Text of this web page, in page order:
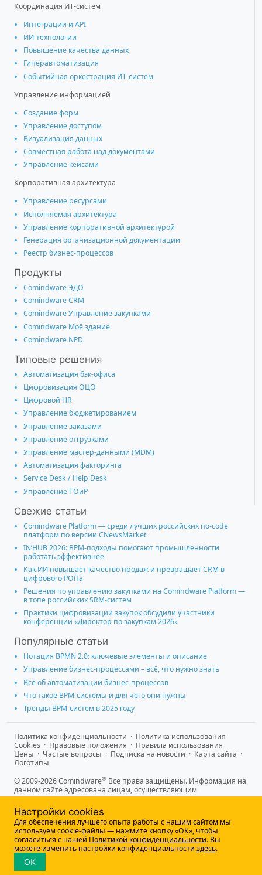
Координация ИТ-систем
Интеграции и АРІ
ИИ-технологии
Повышение качества данных
Гиперавтоматизация
Событийная оркестрация ИТ-систем
Управление информацией
Создание форм
Управление доступом
Визуализация данных
Совместная работа над документами
Управление кейсами
Корпоративная архитектура
Управление ресурсами
Исполняемая архитектура
Управление корпоративной архитектурой
Генерация организационной документации
Реестр бизнес-процессов
Продукты
Comindware ЭДО
Comindware CRM
Comindware Управление закупками
Comindware Моё здание
Comindware NPD
Типовые решения
Автоматизация бэк-офиса
Цифровизация ОЦО
Цифровой HR
Управление бюджетированием
Управление заказами
Управление отгрузками
Управление мастер-данными (MDM)
Автоматизация факторинга
Service Desk / Help Desk
Управление ТОиР
Свежие статьи
Comindware Platform — среди лучших российских no-code
платформ по версии CNewsMarket
IN’HUB 2026: BPM-подходы помогают промышленности
работать эффективнее
Как ИИ повышает качество продаж и превращает CRM в
цифрового РОПа
Решения по управлению закупками на Comindware Platform —
в топе российских SRM-систем
Практики цифровизации закупок обсудили участники
конференции «Директор по закупкам 2026»
Популярные статьи
Нотация BPMN 2.0: ключевые элементы и описание
Управление бизнес-процессами – всё, что нужно знать
Всё об автоматизации бизнес-процессов
Что такое BPM-системы и для чего они нужны
Тренды BPM-систем в 2025 году
Политика конфиденциальности · Политика использования
Cookies · Правовые положения · Правила использования
Цены · Частые вопросы · Подписка на новости · Карта сайта ·
Логотипы
© 2009-2026 Comindware® Все права защищены. Информация на
данном сайте адресована лицам, осуществляющим
предпринимательскую деятельность и не является
информацией, предназначенной для публичного ознакомления
потребителей.
Настройки cookies
Для обеспечения лучшего опыта работы с нашим сайтом мы
используем cookie-файлы — нажмите кнопку «ОК», чтобы
согласиться с нашей Политикой конфиденциальности. Вы
можете изменить настройки конфиденциальности здесь.
OK